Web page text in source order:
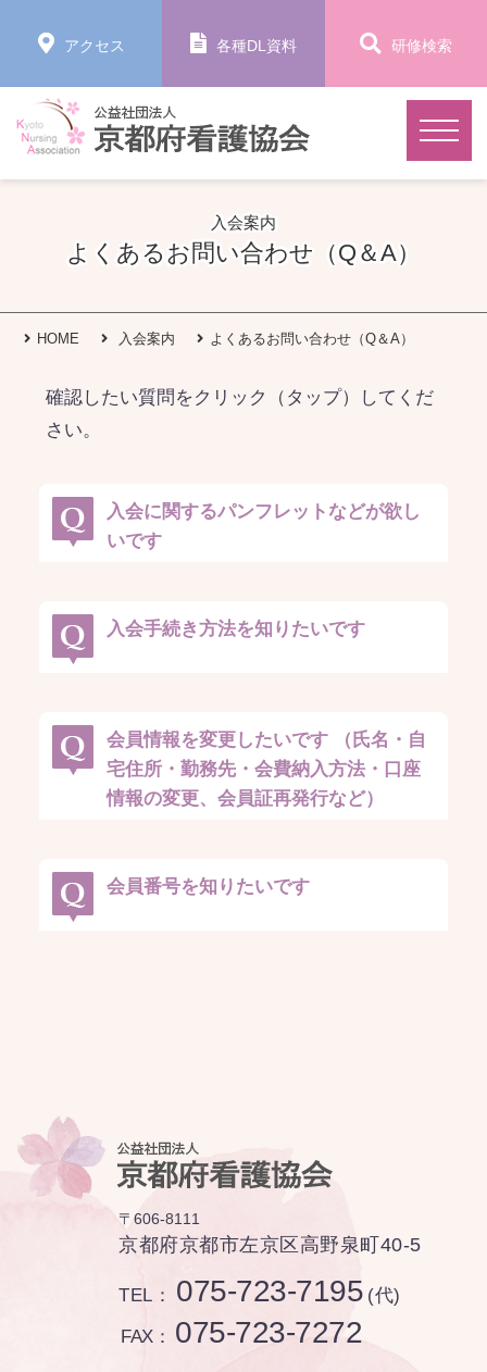
アクセス 各種DL資料 研修検索
入会案内
よくあるお問い合わせ（Q＆A）
HOME 入会案内 よくあるお問い合わせ（Q＆A）
確認したい質問をクリック（タップ）してくだ
さい。
入会に関するパンフレットなどが欲し
いです
入会手続き方法を知りたいです
会員情報を変更したいです （氏名・自
宅住所・勤務先・会費納入方法・口座
情報の変更、会員証再発行など）
会員番号を知りたいです
〒606-8111
京都府京都市左京区高野泉町40-5
TEL： 075-723-7195 (代)
FAX： 075-723-7272